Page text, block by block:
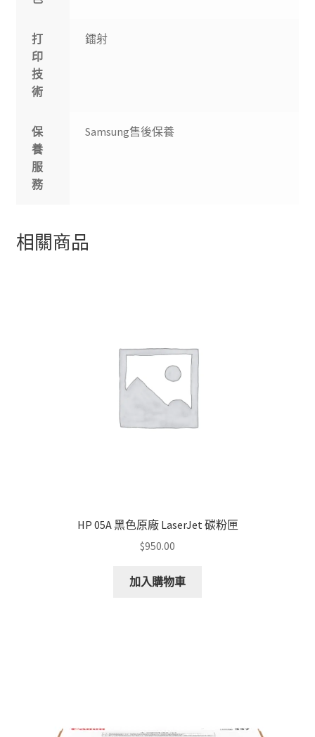
打
印
技
術
鐳射
保
養
服
務
Samsung售後保養
相關商品
HP 05A 黑色原廠 LaserJet 碳粉匣
$950.00
加入購物車